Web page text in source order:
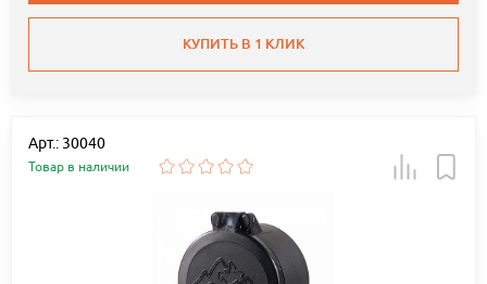
КУПИТЬ В 1 КЛИК
Арт.: 30040
Товар в наличии